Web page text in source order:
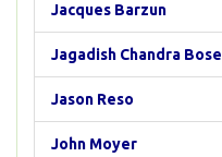
Jacques Barzun
Jagadish Chandra Bose
Jason Reso
John Moyer